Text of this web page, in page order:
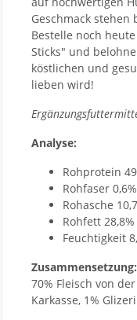
Geschmack stehen
Bestelle noch
Sticks" und
köstlichen und
lieben wird!
Analyse:
Rohprotein
Rohfaser 0,6%
Rohasche
Rohfett 28,8%
Feuchtigkeit
Zusammensetzung:
70% Fleisch von
Karkasse, 1%